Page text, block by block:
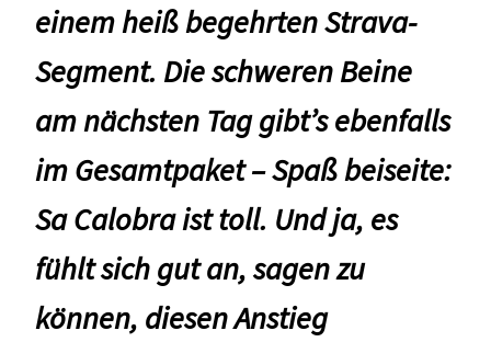
einem heiß begehrten Strava-
Segment. Die schweren Beine
am nächsten Tag gibt’s ebenfalls
im Gesamtpaket – Spaß beiseite:
Sa Calobra ist toll. Und ja, es
fühlt sich gut an, sagen zu
können, diesen Anstieg